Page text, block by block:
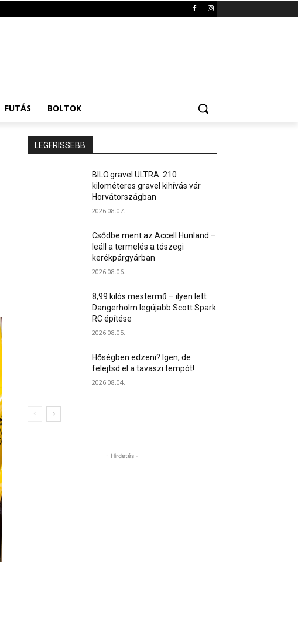
FUTÁS BOLTOK
LEGFRISSEBB
BILO.gravel ULTRA: 210
kilométeres gravel kihívás vár
Horvátországban
2026.08.07.
Csődbe ment az Accell Hunland –
leáll a termelés a tószegi
kerékpárgyárban
2026.08.06.
8,99 kilós mestermű – ilyen lett
Dangerholm legújabb Scott Spark
RC építése
2026.08.05.
Hőségben edzeni? Igen, de
felejtsd el a tavaszi tempót!
2026.08.04.
- Hirdetés -